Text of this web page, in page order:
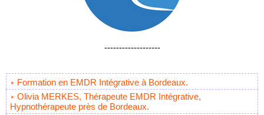
-------------------
Formation en EMDR Intégrative à Bordeaux.
Olivia MERKES, Thérapeute EMDR Intégrative,
Hypnothérapeute près de Bordeaux.